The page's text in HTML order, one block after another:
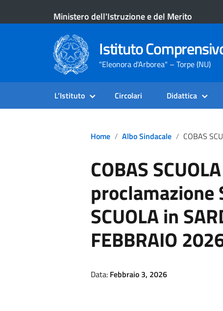
Ministero dell'Istruzione e del Merito
Istituto
"Eleonora d'Arborea" – Torpe (NU)
L’Istituto Circolari Didattica
Home Albo Sindacale COBAS SCUOLA SARDEGNA – Proclamazione
COBAS
proclamazione
SCUOLA in
FEBBRAIO
Data: Febbraio 3, 2026